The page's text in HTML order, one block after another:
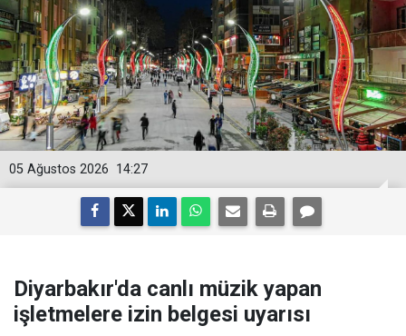
14:27
05 Ağustos 2026
Diyarbakır'da canlı müzik yapan
işletmelere izin belgesi uyarısı